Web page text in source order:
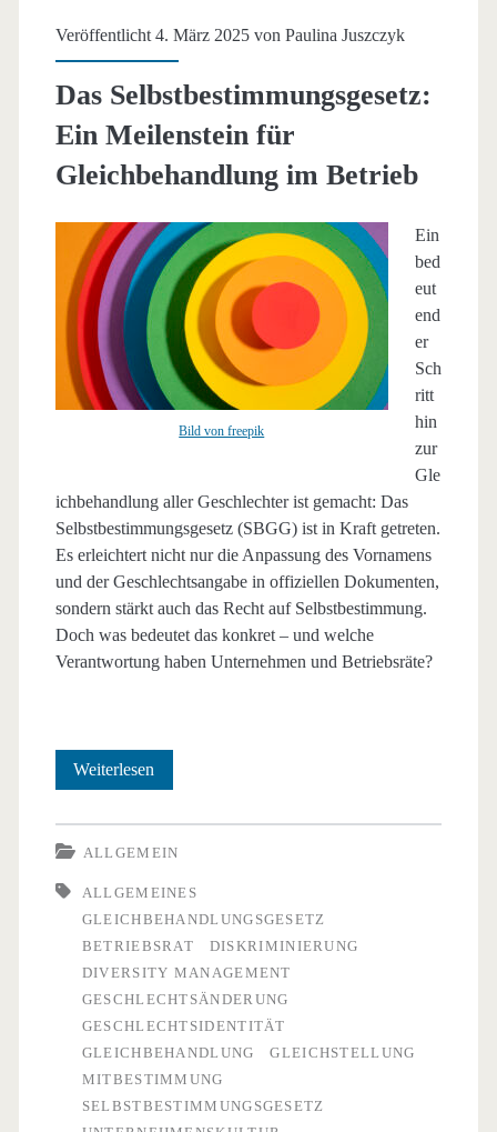
Veröffentlicht 4. März 2025 von Paulina Juszczyk
Das Selbstbestimmungsgesetz:
Ein Meilenstein für
Gleichbehandlung im Betrieb
Bild von freepik
Ein
bed
eut
end
er
Sch
ritt
hin
zur
Gle
ichbehandlung aller Geschlechter ist gemacht: Das
Selbstbestimmungsgesetz (SBGG) ist in Kraft getreten.
Es erleichtert nicht nur die Anpassung des Vornamens
und der Geschlechtsangabe in offiziellen Dokumenten,
sondern stärkt auch das Recht auf Selbstbestimmung.
Doch was bedeutet das konkret – und welche
Verantwortung haben Unternehmen und Betriebsräte?
Weiterlesen
Ein
Meilenstein
für
Gleichbehandlung
im
Betrieb
ALLGEMEIN
ALLGEMEINES
GLEICHBEHANDLUNGSGESETZ
BETRIEBSRAT
DISKRIMINIERUNG
DIVERSITY MANAGEMENT
GESCHLECHTSÄNDERUNG
GESCHLECHTSIDENTITÄT
GLEICHBEHANDLUNG
GLEICHSTELLUNG
MITBESTIMMUNG
SELBSTBESTIMMUNGSGESETZ